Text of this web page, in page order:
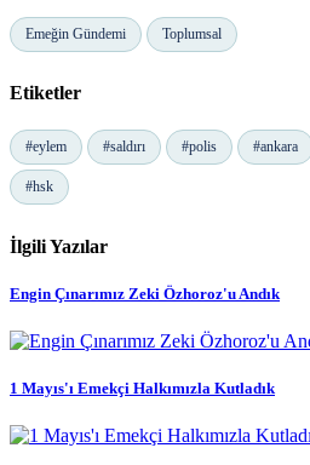
Emeğin Gündemi Toplumsal
Etiketler
#eylem #saldırı #polis #ankara
#hsk
İlgili Yazılar
Engin Çınarımız Zeki Özhoroz'u Andık
1 Mayıs'ı Emekçi Halkımızla Kutladık